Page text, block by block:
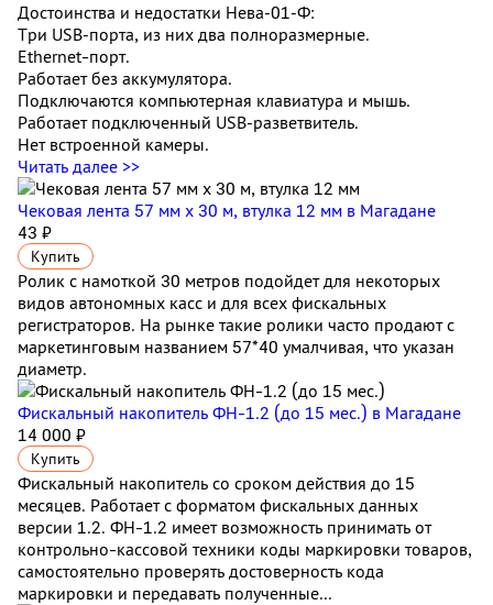
Достоинства и недостатки Нева‑01‑Ф:
Три USB‑порта, из них два полноразмерные.
Ethernet-порт.
Работает без аккумулятора.
Подключаются компьютерная клавиатура и мышь.
Работает подключенный USB‑разветвитель.
Нет встроенной камеры.
Читать далее >>
Чековая лента 57 мм x 30 м, втулка 12 мм в Магадане
43 ₽
Купить
Ролик с намоткой 30 метров подойдет для некоторых
видов автономных касс и для всех фискальных
регистраторов. На рынке такие ролики часто продают с
маркетинговым названием 57*40 умалчивая, что указан
диаметр.
Фискальный накопитель ФН-1.2 (до 15 мес.) в Магадане
14 000 ₽
Купить
Фискальный накопитель cо сроком действия до 15
месяцев. Работает с форматом фискальных данных
версии 1.2. ФН-1.2 имеет возможность принимать от
контрольно-кассовой техники коды маркировки товаров,
самостоятельно проверять достоверность кода
маркировки и передавать полученные...